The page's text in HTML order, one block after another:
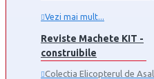
Vezi mai mult...
Reviste Machete KIT -
construibile
Colectia Elicopterul de